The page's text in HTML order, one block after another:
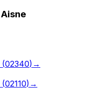
Aisne
(02340) →
(02110) →